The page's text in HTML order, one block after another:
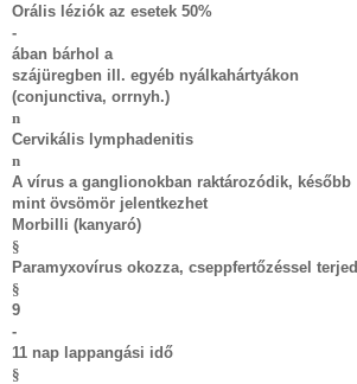
Orális léziók az esetek 50%
-
ában bárhol a
szájüregben ill. egyéb nyálkahártyákon
(conjunctiva, orrnyh.)
n
Cervikális lymphadenitis
n
A vírus a ganglionokban raktározódik, később
mint övsömör jelentkezhet
Morbilli (kanyaró)
§
Paramyxovírus okozza, cseppfertőzéssel terjed
§
9
-
11 nap lappangási idő
§